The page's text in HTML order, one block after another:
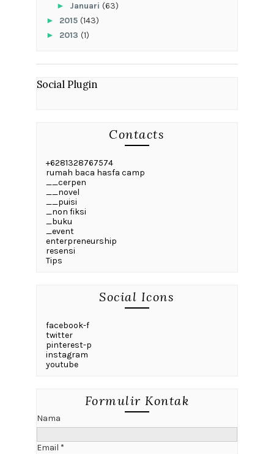
► Januari (63)
► 2015 (143)
► 2013 (1)
Social Plugin
Contacts
+6281328767574
rumah baca hasfa camp
__cerpen
__novel
__puisi
_non fiksi
_buku
_event
enterpreneurship
resensi
Tips
Social Icons
facebook-f
twitter
pinterest-p
instagram
youtube
Formulir Kontak
Nama
Email *